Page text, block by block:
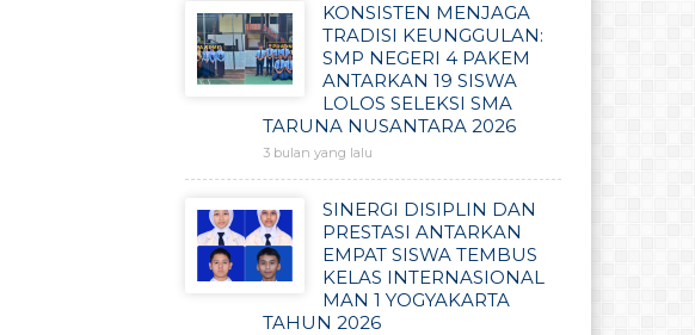
KONSISTEN MENJAGA
TRADISI KEUNGGULAN:
SMP NEGERI 4 PAKEM
ANTARKAN 19 SISWA
LOLOS SELEKSI SMA
TARUNA NUSANTARA 2026
3 bulan yang lalu
SINERGI DISIPLIN DAN
PRESTASI ANTARKAN
EMPAT SISWA TEMBUS
KELAS INTERNASIONAL
MAN 1 YOGYAKARTA
TAHUN 2026